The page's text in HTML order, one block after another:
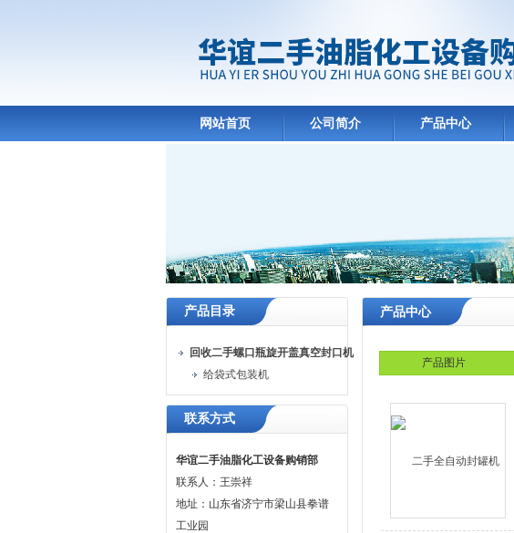
网站首页 公司简介 产品中心
产品目录
回收二手螺口瓶旋开盖真空封口机
给袋式包装机
联系方式
华谊二手油脂化工设备购销部
联系人：王崇祥
地址：山东省济宁市梁山县拳谱
工业园
产品中心
产品图片